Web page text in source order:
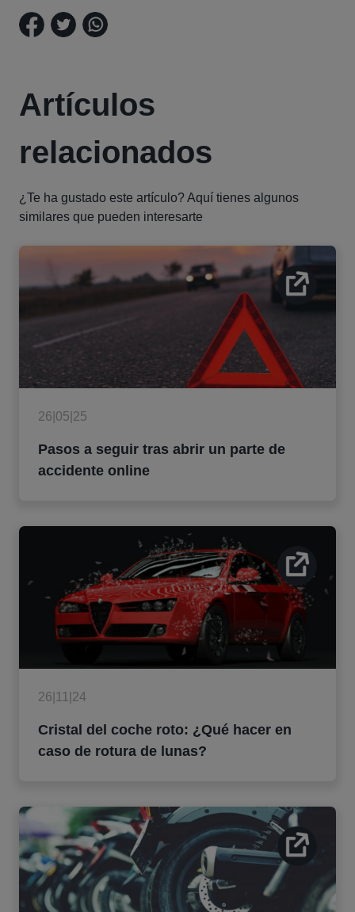
Artículos
relacionados
¿Te ha gustado este artículo? Aquí tienes algunos
similares que pueden interesarte
26|05|25
Pasos a seguir tras abrir un parte de
accidente online
26|11|24
Cristal del coche roto: ¿Qué hacer en
caso de rotura de lunas?